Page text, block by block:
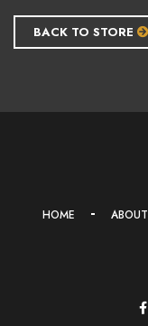
BACK TO STORE
HOME ABOUT